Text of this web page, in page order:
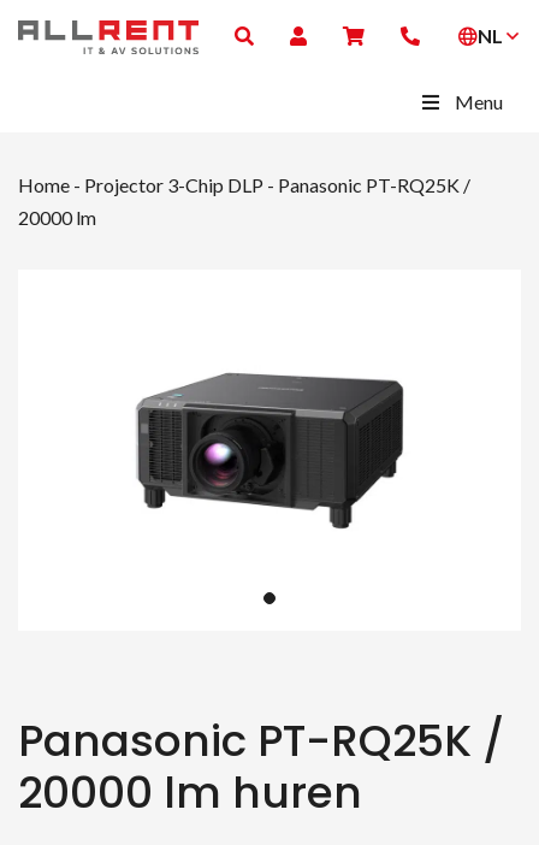
NL
Menu
Home - Projector 3-Chip DLP - Panasonic PT-RQ25K /
20000 lm
Panasonic PT-RQ25K /
20000 lm huren